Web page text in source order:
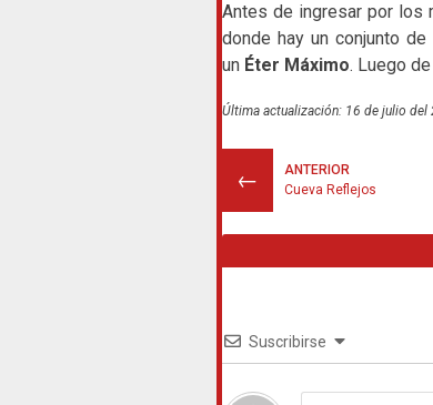
Antes de ingresar por los
donde hay un conjunto
un Éter Máximo. Luego
Última actualización: 16 de julio del
←
ANTERIOR
Cueva Reflejos
Suscribirse